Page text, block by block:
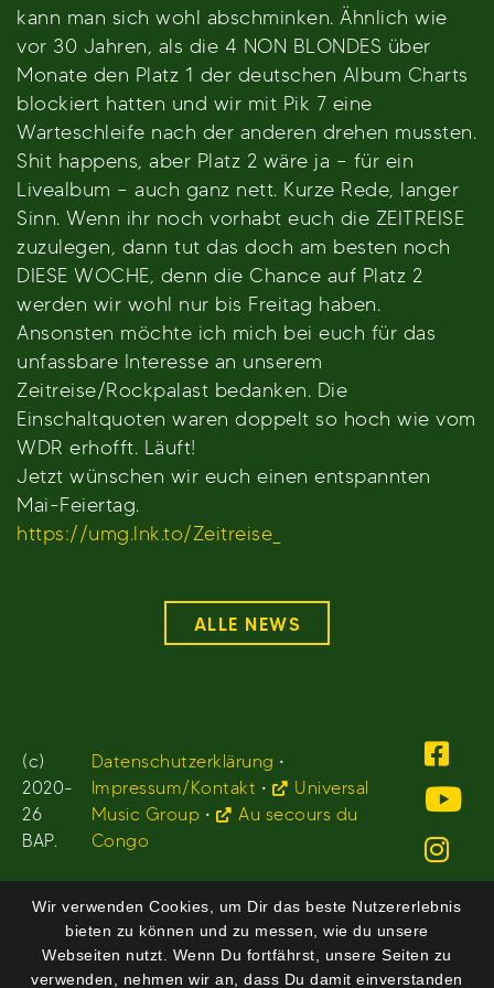
kann man sich wohl abschminken. Ähnlich wie
vor 30 Jahren, als die 4 NON BLONDES über
Monate den Platz 1 der deutschen Album Charts
blockiert hatten und wir mit Pik 7 eine
Warteschleife nach der anderen drehen mussten.
Shit happens, aber Platz 2 wäre ja – für ein
Livealbum – auch ganz nett. Kurze Rede, langer
Sinn. Wenn ihr noch vorhabt euch die ZEITREISE
zuzulegen, dann tut das doch am besten noch
DIESE WOCHE, denn die Chance auf Platz 2
werden wir wohl nur bis Freitag haben.
Ansonsten möchte ich mich bei euch für das
unfassbare Interesse an unserem
Zeitreise/Rockpalast bedanken. Die
Einschaltquoten waren doppelt so hoch wie vom
WDR erhofft. Läuft!
Jetzt wünschen wir euch einen entspannten
Mai-Feiertag.
https://umg.lnk.to/Zeitreise_
ALLE NEWS
(c)
2020-
26
BAP.
Datenschutzerklärung •
Impressum/Kontakt •
Universal
Music Group •
Au secours du
Congo
Wir verwenden Cookies, um Dir das beste Nutzererlebnis
bieten zu können und zu messen, wie du unsere
Webseiten nutzt. Wenn Du fortfährst, unsere Seiten zu
verwenden, nehmen wir an, dass Du damit einverstanden